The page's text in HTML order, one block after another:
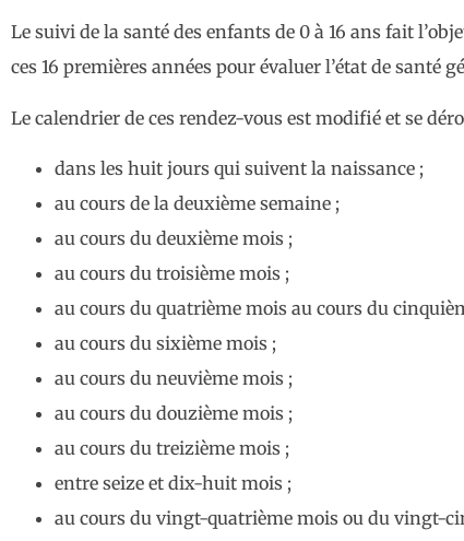
Le suivi de la santé des enfants de 0 à 16 ans fait
ces 16 premières années pour évaluer l’état de santé
Le calendrier de ces rendez-vous est modifié et se
dans les huit jours qui suivent la naissance ;
au cours de la deuxième semaine ;
au cours du deuxième mois ;
au cours du troisième mois ;
au cours du quatrième mois au cours du
au cours du sixième mois ;
au cours du neuvième mois ;
au cours du douzième mois ;
au cours du treizième mois ;
entre seize et dix-huit mois ;
au cours du vingt-quatrième mois ou du vingt-